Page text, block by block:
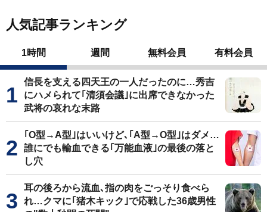
人気記事ランキング
1時間 週間 無料会員 有料会員
信長を支える四天王の一人だったのに…秀吉
にハメられて｢清須会議｣に出席できなかった
武将の哀れな末路
｢O型→A型｣はいいけど､｢A型→O型｣はダメ…
誰にでも輸血できる｢万能血液｣の最後の落と
し穴
耳の後ろから流血､指の肉をごっそり食べら
れ…クマに｢猪木キック｣で応戦した36歳男性